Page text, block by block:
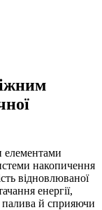
елементами
накопичення
відновлюваної
енергії,
палива й сприяючи